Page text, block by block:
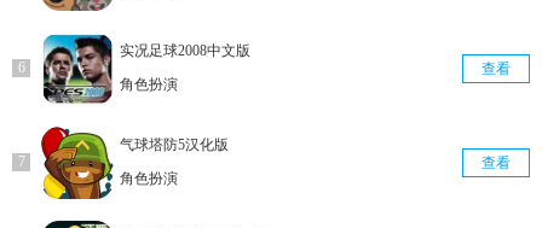
实况足球2008中文版
角色扮演
查看
气球塔防5汉化版
角色扮演
查看